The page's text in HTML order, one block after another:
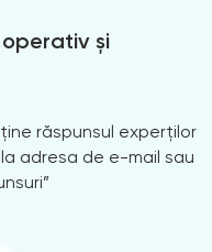
și
răspunsul experților
adresa de e-mail sau